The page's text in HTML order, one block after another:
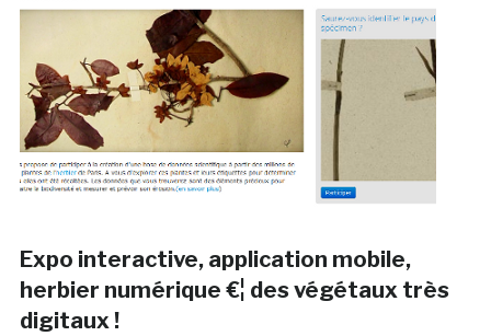
Expo interactive, application mobile,
herbier numérique €¦ des végétaux très
digitaux !